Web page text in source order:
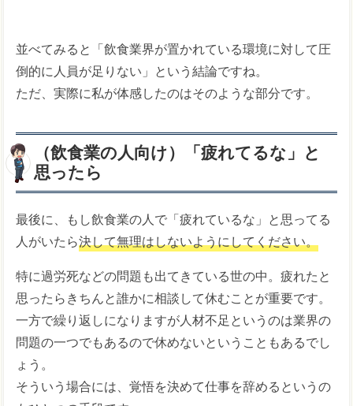
並べてみると「飲食業界が置かれている環境に対して圧
倒的に人員が足りない」という結論ですね。
ただ、実際に私が体感したのはそのような部分です。
（飲食業の人向け）「疲れてるな」と
思ったら
最後に、もし飲食業の人で「疲れているな」と思ってる
人がいたら決して無理はしないようにしてください。
特に過労死などの問題も出てきている世の中。疲れたと
思ったらきちんと誰かに相談して休むことが重要です。
一方で繰り返しになりますが人材不足というのは業界の
問題の一つでもあるので休めないということもあるでし
ょう。
そういう場合には、覚悟を決めて仕事を辞めるというの